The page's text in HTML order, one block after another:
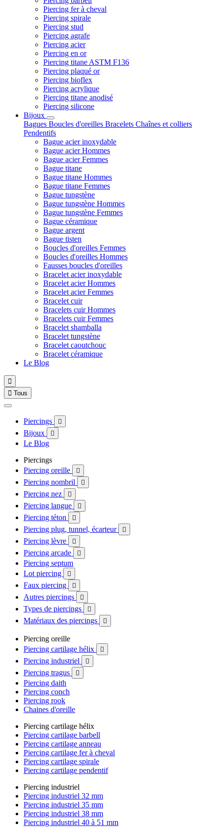
Piercing fer à cheval
Piercing spirale
Piercing stud
Piercing agrafe
Piercing acier
Piercing en or
Piercing titane ASTM F136
Piercing plaqué or
Piercing bioflex
Piercing acrylique
Piercing titane anodisé
Piercing silicone
Bijoux
Bagues Boucles d'oreilles Bracelets Chaînes et colliers
Pendentifs
Bague acier inoxydable
Bague acier Hommes
Bague acier Femmes
Bague titane
Bague titane Hommes
Bague titane Femmes
Bague tungstène
Bague tungstène Hommes
Bague tungstène Femmes
Bague céramique
Bague argent
Bague tisten
Boucles d'oreilles Femmes
Boucles d'oreilles Hommes
Fausses boucles d'oreilles
Bracelet acier inoxydable
Bracelet acier Hommes
Bracelet acier Femmes
Bracelet cuir
Bracelets cuir Hommes
Bracelets cuir Femmes
Bracelet shamballa
Bracelet tungstène
Bracelet caoutchouc
Bracelet céramique
Le Blog

 Tous
Piercings 
Bijoux 
Le Blog
Piercings
Piercing oreille

Piercing nombril 
Piercing nez 
Piercing langue 
Piercing téton 
Piercing plug, tunnel, écarteur 
Piercing lèvre 
Piercing arcade 
Piercing septum
Lot piercing

Faux piercing 
Autres piercings 
Types de piercings 
Matériaux des piercings 
Piercing oreille
Piercing cartilage hélix

Piercing industriel 
Piercing tragus 
Piercing daith
Piercing conch
Piercing rook
Chaines d'oreille
Piercing cartilage hélix
Piercing cartilage barbell
Piercing cartilage anneau
Piercing cartilage fer à cheval
Piercing cartilage spirale
Piercing cartilage pendentif
Piercing industriel
Piercing industriel 32 mm
Piercing industriel 35 mm
Piercing industriel 38 mm
Piercing industriel 40 à 51 mm